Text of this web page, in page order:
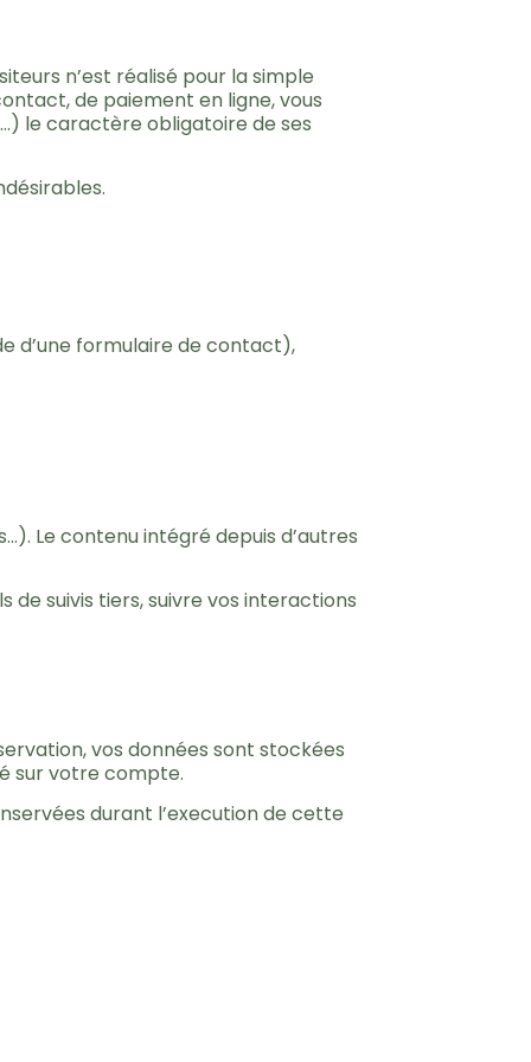
n’est réalisé pour la simple
de paiement en ligne, vous
le caractère obligatoire de ses
d’une formulaire de contact),
Le contenu intégré depuis d’autres
de suivis tiers, suivre vos interactions
vos données sont stockées
sur votre compte.
durant l’execution de cette